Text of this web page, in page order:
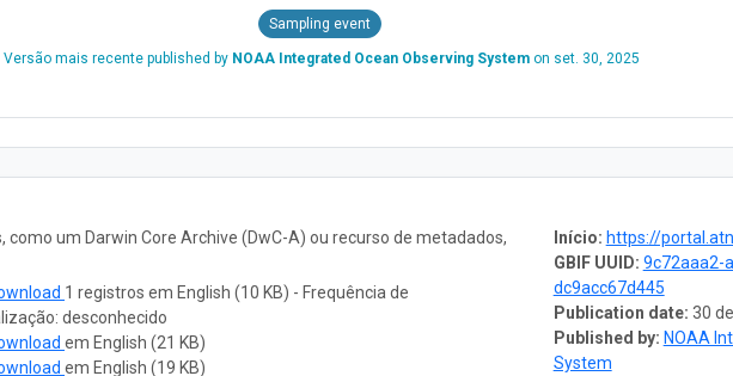
Sampling event
Versão mais recente published by NOAA Integrated Ocean Observing System on set. 30, 2025
Início: https://portal.atn.ioos.us/
GBIF UUID: 9c72aaa2-
dc9acc67d445
Publication date: 30
Published by: NOAA
System
como um Darwin Core Archive (DwC-A) ou recurso de metadados,
1 registros em English (10 KB) - Frequência de
desconhecido
em English (21 KB)
em English (19 KB)